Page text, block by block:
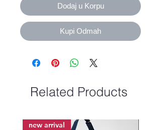
Dodaj u Korpu
Kupi Odmah
Related Products
new arrival